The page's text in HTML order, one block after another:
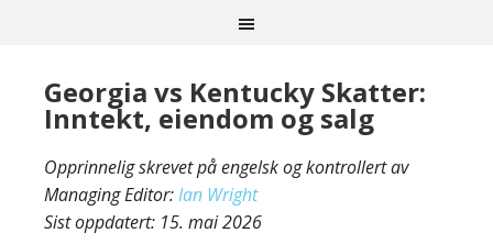
Georgia vs Kentucky Skatter:
Inntekt, eiendom og salg
Opprinnelig skrevet på engelsk og kontrollert av
Managing Editor:Ian Wright
Sist oppdatert: 15. mai 2026